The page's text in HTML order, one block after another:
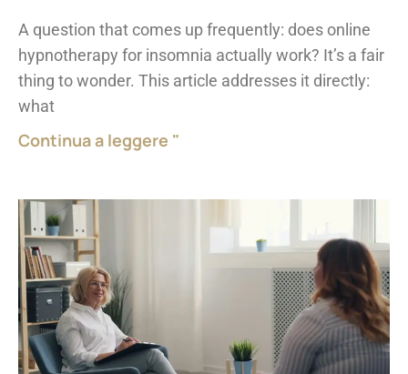
A question that comes up frequently: does online
hypnotherapy for insomnia actually work? It’s a fair
thing to wonder. This article addresses it directly:
what
Continua a leggere "